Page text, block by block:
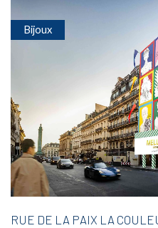
Bijoux
RUE DE LA PAIX LA